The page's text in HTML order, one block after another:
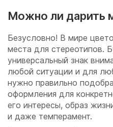
Можно ли дарить
Безусловно! В мире
места для стереотипов.
универсальный знак
любой ситуации и для
нужно правильно
оформления для
его интересы, образ
и даже темперамент.